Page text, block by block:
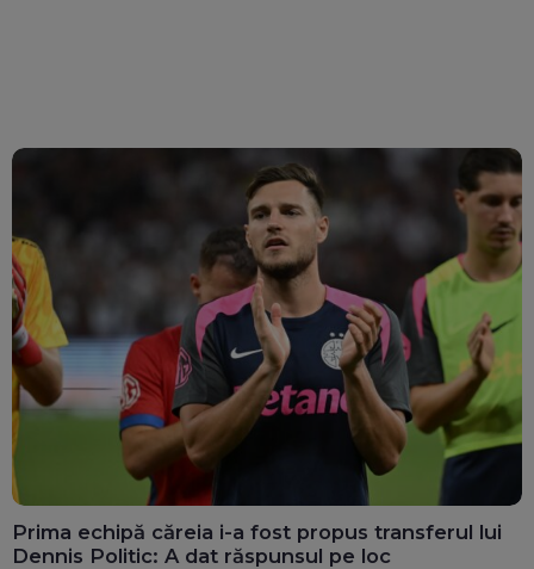
Prima echipă căreia i-a fost propus transferul lui
Dennis Politic: A dat răspunsul pe loc